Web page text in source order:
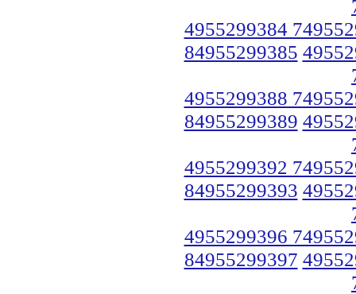
4955299384
84955299385
4955299388
84955299389
4955299392
84955299393
4955299396
84955299397